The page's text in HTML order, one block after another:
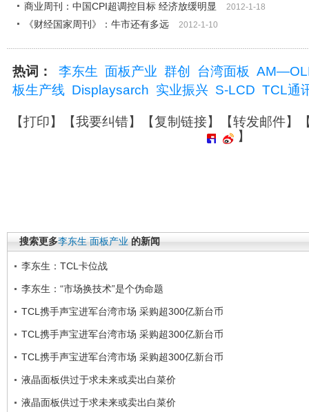
商业周刊：中国CPI超调控目标 经济放缓明显 2012-1-18
《财经国家周刊》：牛市还有多远 2012-1-10
热词： 李东生 面板产业 群创 台湾面板
板生产线 Displaysarch 实业振兴 S-LCD TCL通
【打印】【我要纠错】【复制链接】【转发邮件】
】
搜索更多李东生 面板产业 的新闻
李东生：TCL卡位战
李东生：“市场换技术”是个伪命题
TCL携手声宝进军台湾市场 采购超300亿新台币
TCL携手声宝进军台湾市场 采购超300亿新台币
TCL携手声宝进军台湾市场 采购超300亿新台币
液晶面板供过于求未来或卖出白菜价
液晶面板供过于求未来或卖出白菜价